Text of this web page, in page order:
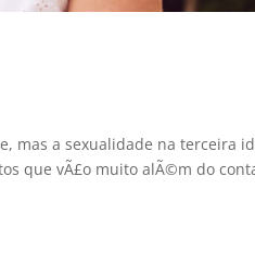
mas a sexualidade na terceira
que vÃ£o muito alÃ©m do